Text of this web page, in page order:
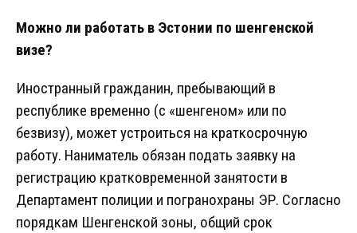
Можно ли работать в Эстонии по шенгенской
визе?
Иностранный гражданин, пребывающий в
республике временно (с «шенгеном» или по
безвизу), может устроиться на краткосрочную
работу. Наниматель обязан подать заявку на
регистрацию кратковременной занятости в
Департамент полиции и погранохраны ЭР. Согласно
порядкам Шенгенской зоны, общий срок